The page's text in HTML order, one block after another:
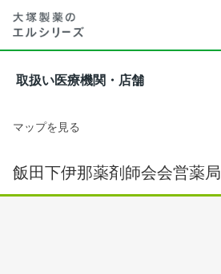
取扱い医療機関・店舗
マップを見る
飯田下伊那薬剤師会会営薬局